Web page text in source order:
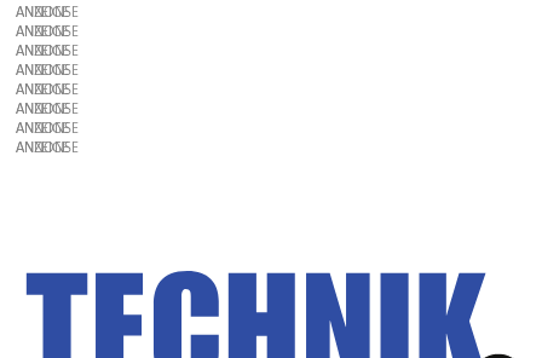
ANZEIGE
ANZEIGE
ANZEIGE
ANZEIGE
ANZEIGE
ANZEIGE
ANZEIGE
ANZEIGE